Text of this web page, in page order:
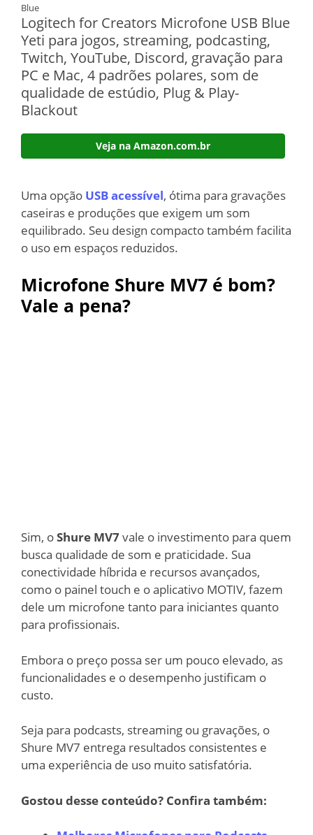
Blue
Logitech for Creators Microfone USB Blue
Yeti para jogos, streaming, podcasting,
Twitch, YouTube, Discord, gravação para
PC e Mac, 4 padrões polares, som de
qualidade de estúdio, Plug & Play-
Blackout
Veja na Amazon.com.br
Uma opção USB acessível, ótima para gravações
caseiras e produções que exigem um som
equilibrado. Seu design compacto também facilita
o uso em espaços reduzidos.
Microfone Shure MV7 é bom?
Vale a pena?
Sim, oShure MV7vale o investimento para quem
busca qualidade de som e praticidade. Sua
conectividade híbrida e recursos avançados,
como o painel touch e o aplicativo MOTIV, fazem
dele um microfone tanto para iniciantes quanto
para profissionais.
Embora o preço possa ser um pouco elevado, as
funcionalidades e o desempenho justificam o
custo.
Seja para podcasts, streaming ou gravações, o
Shure MV7 entrega resultados consistentes e
uma experiência de uso muito satisfatória.
Gostou desse conteúdo? Confira também: